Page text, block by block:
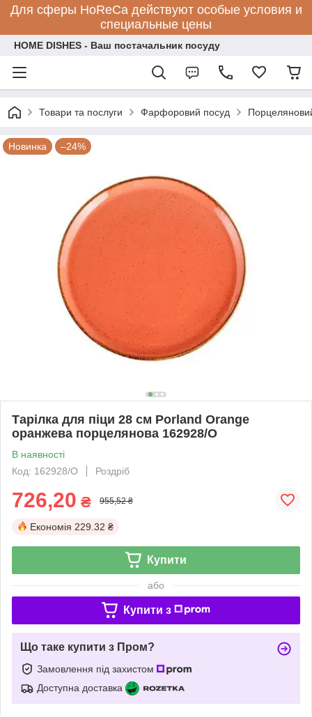
Для сферы HoReCa действуют особые условия и
специальные цены
HOME DISHES - Ваш постачальник посуду
Товари та послуги Фарфоровий посуд
Новинка –24%
Тарілка для піци 28 см Porland Orange
оранжева порцелянова 162928/O
В наявності
Код: 162928/O
Роздріб
726,20 ₴ 955,52 ₴
Економія 229.32 ₴
Купити
або
Купити з
Що таке купити з Пром?
Замовлення під захистом
Доступна доставка